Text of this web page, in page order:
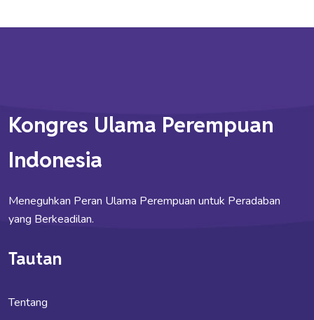
Kongres Ulama Perempuan
Indonesia
Meneguhkan Peran Ulama Perempuan untuk Peradaban
yang Berkeadilan.
Tautan
Tentang